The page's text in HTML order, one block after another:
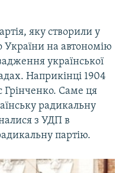
яку створили у
України на автономію
української
Наприкінці 1904
Грінченко. Саме ця
радикальну
з УДП в
партію.